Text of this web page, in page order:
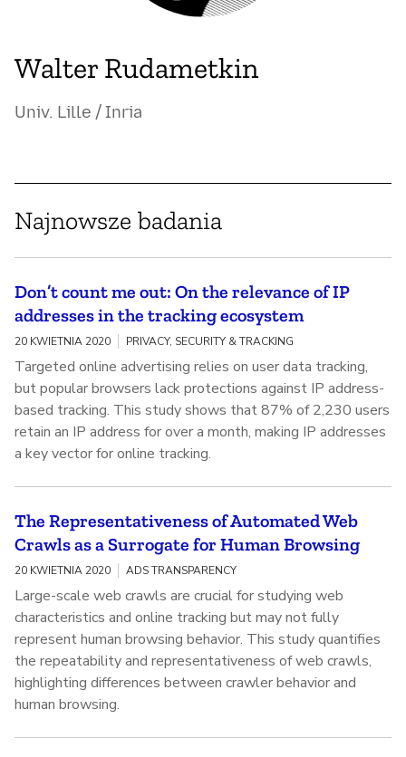
Walter Rudametkin
Univ. Lille / Inria
Najnowsze badania
Don’t count me out: On the relevance of IP
addresses in the tracking ecosystem
20 KWIETNIA 2020 PRIVACY, SECURITY & TRACKING
Targeted online advertising relies on user data tracking,
but popular browsers lack protections against IP address-
based tracking. This study shows that 87% of 2,230 users
retain an IP address for over a month, making IP addresses
a key vector for online tracking.
The Representativeness of Automated Web
Crawls as a Surrogate for Human Browsing
20 KWIETNIA 2020 ADS TRANSPARENCY
Large-scale web crawls are crucial for studying web
characteristics and online tracking but may not fully
represent human browsing behavior. This study quantifies
the repeatability and representativeness of web crawls,
highlighting differences between crawler behavior and
human browsing.